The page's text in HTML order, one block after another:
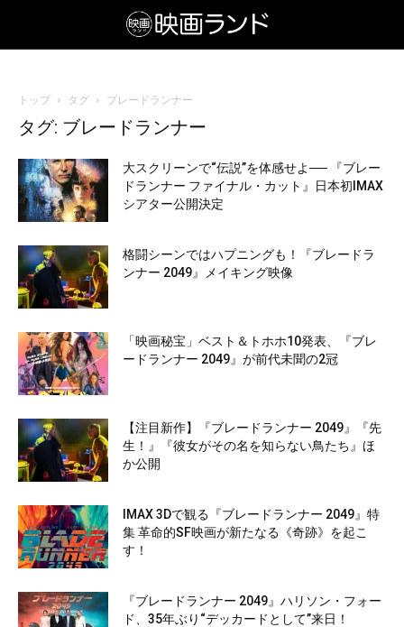
トップ タグ ブレードランナー
タグ: ブレードランナー
大スクリーンで“伝説”を体感せよ── 『ブレー
ドランナー ファイナル・カット』日本初IMAX
シアター公開決定
格闘シーンではハプニングも！『ブレードラ
ンナー 2049』メイキング映像
「映画秘宝」ベスト＆トホホ10発表、『ブレ
ードランナー 2049』が前代未聞の2冠
【注目新作】『ブレードランナー 2049』『先
生！』『彼女がその名を知らない鳥たち』ほ
か公開
IMAX 3Dで観る『ブレードランナー 2049』特
集 革命的SF映画が新たなる《奇跡》を起こ
す！
『ブレードランナー 2049』ハリソン・フォー
ド、35年ぶり“デッカードとして”来日！